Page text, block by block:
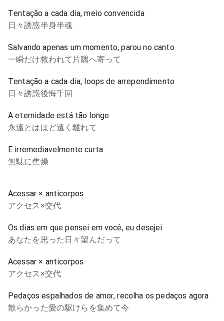
Tentação a cada dia, meio convencida
日々誘惑半身半魂
Salvando apenas um momento, parou no canto
一瞬だけ救われて片隅へ寄って
Tentação a cada dia, loops de arrependimento
日々誘惑後悔千回
A eternidade está tão longe
永遠とはほど遠く離れて
E irremediavelmente curta
無駄に焦燥
Acessar × anticorpos
アクセス×交代
Os dias em que pensei em você, eu desejei
あなたを思った日々望んだって
Acessar × anticorpos
アクセス×交代
Pedaços espalhados de amor, recolha os pedaços agora
散らかった愛の駆けらを集めて今